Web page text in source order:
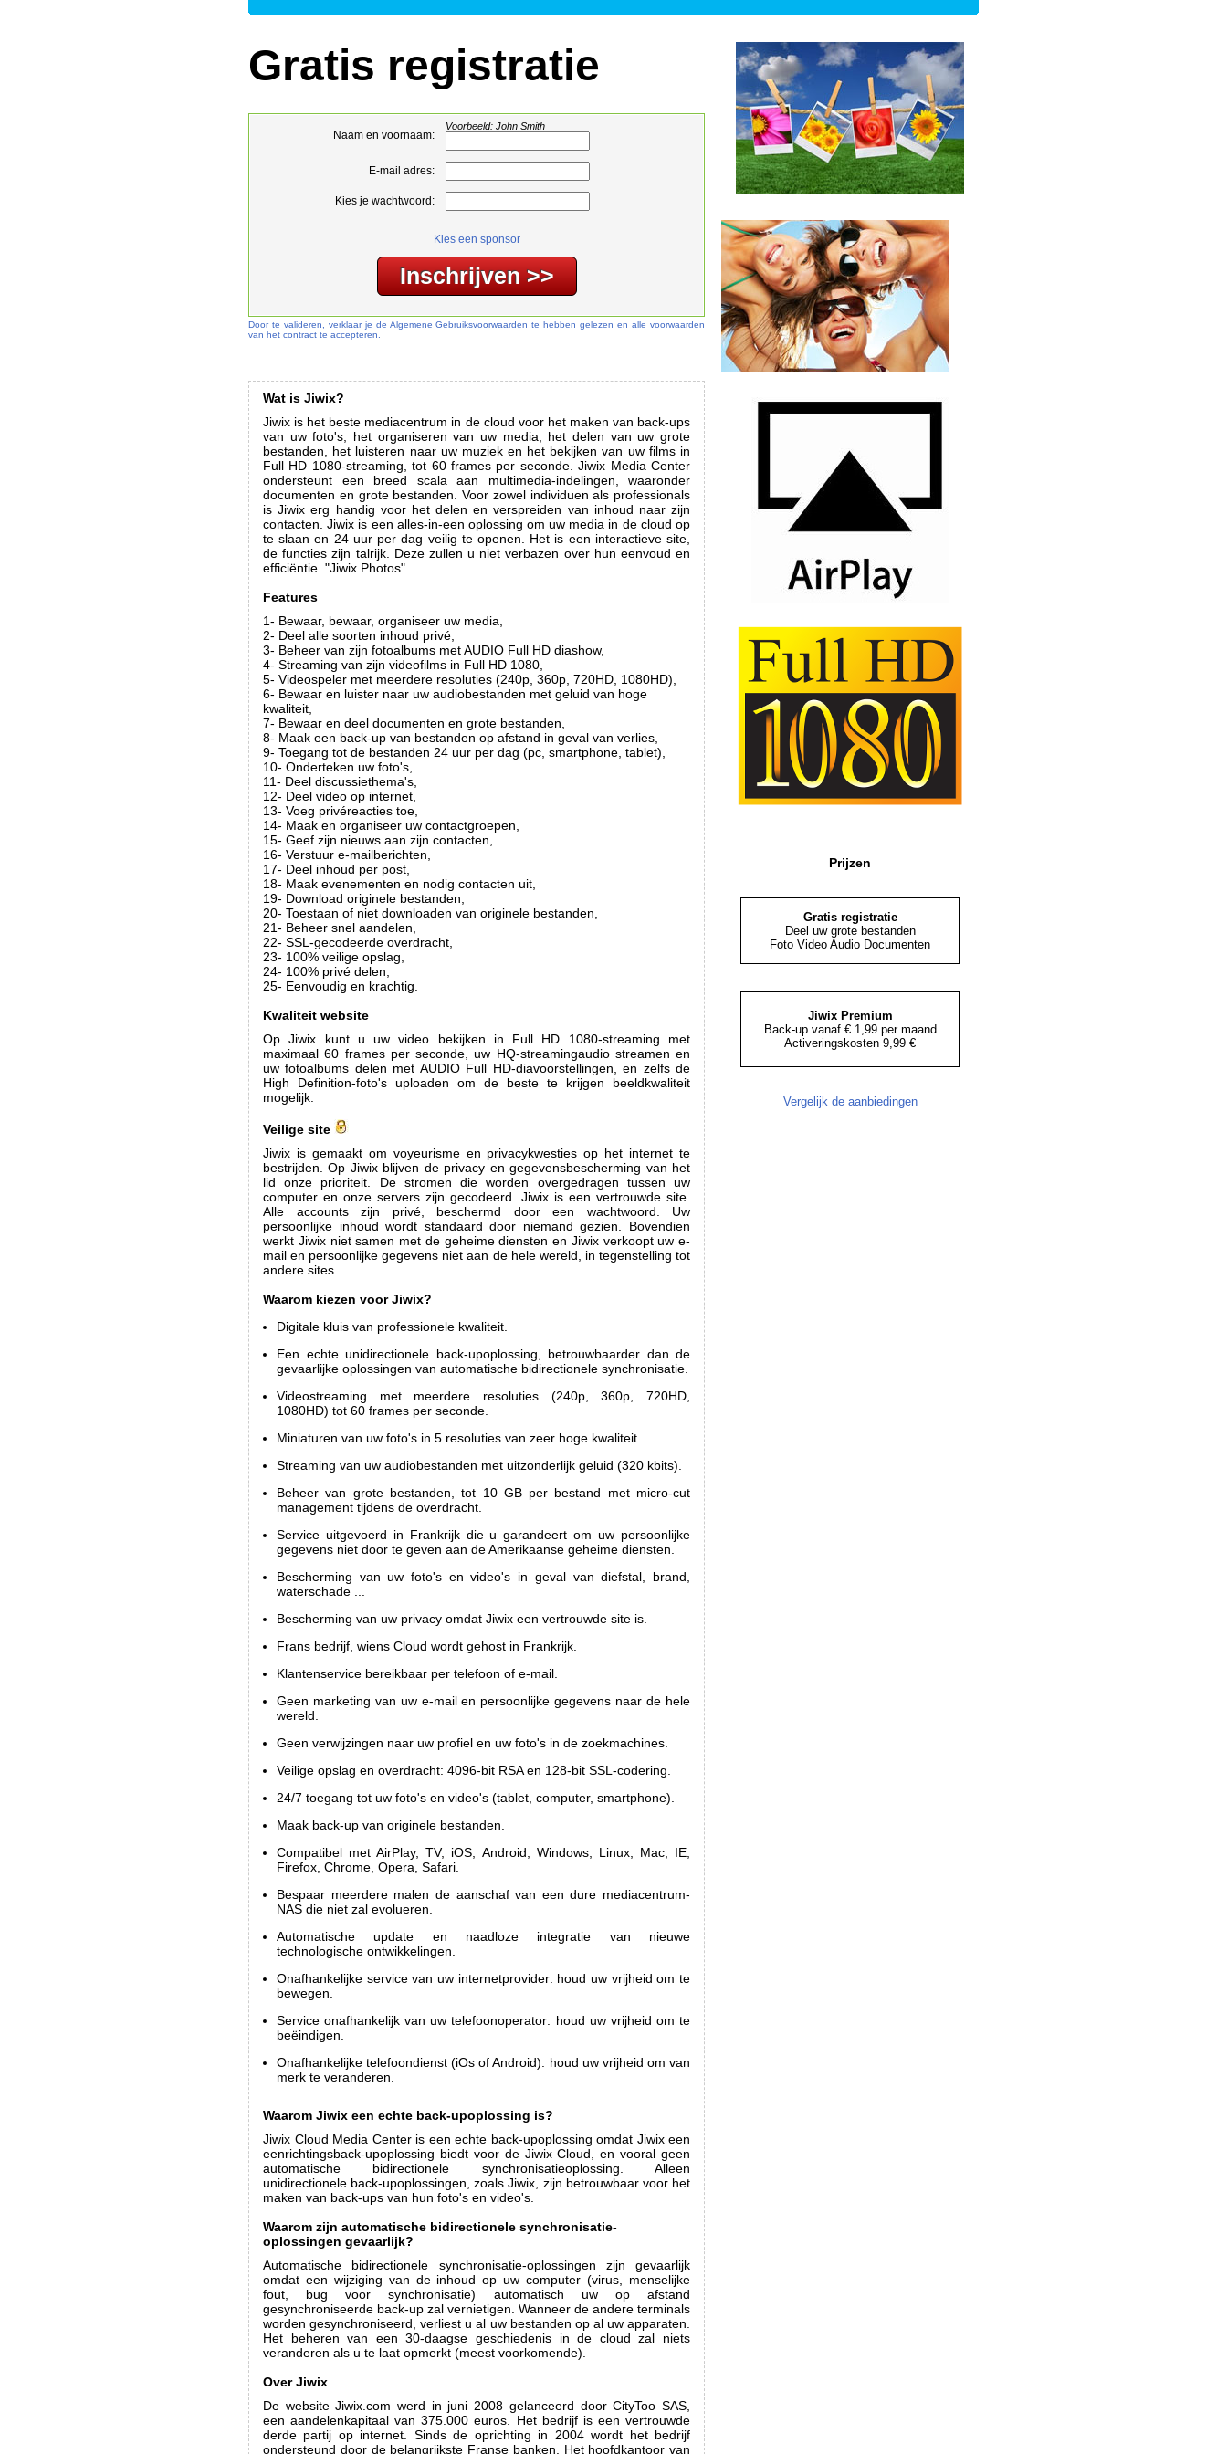
Gratis registratie
Naam en voornaam:
Voorbeeld: John Smith
E-mail adres:
Kies je wachtwoord:
Kies een sponsor
Door te valideren, verklaar je de Algemene Gebruiksvoorwaarden te hebben gelezen en alle voorwaarden
van het contract te accepteren.
Wat is Jiwix?
Jiwix is het beste mediacentrum in de cloud voor het maken van back-ups
van uw foto's, het organiseren van uw media, het delen van uw grote
bestanden, het luisteren naar uw muziek en het bekijken van uw films in
Full HD 1080-streaming, tot 60 frames per seconde. Jiwix Media Center
ondersteunt een breed scala aan multimedia-indelingen, waaronder
documenten en grote bestanden. Voor zowel individuen als professionals
is Jiwix erg handig voor het delen en verspreiden van inhoud naar zijn
contacten. Jiwix is een alles-in-een oplossing om uw media in de cloud op
te slaan en 24 uur per dag veilig te openen. Het is een interactieve site,
de functies zijn talrijk. Deze zullen u niet verbazen over hun eenvoud en
efficiëntie. "Jiwix Photos".
Features
1- Bewaar, bewaar, organiseer uw media,
2- Deel alle soorten inhoud privé,
3- Beheer van zijn fotoalbums met AUDIO Full HD diashow,
4- Streaming van zijn videofilms in Full HD 1080,
5- Videospeler met meerdere resoluties (240p, 360p, 720HD, 1080HD),
6- Bewaar en luister naar uw audiobestanden met geluid van hoge
kwaliteit,
7- Bewaar en deel documenten en grote bestanden,
8- Maak een back-up van bestanden op afstand in geval van verlies,
9- Toegang tot de bestanden 24 uur per dag (pc, smartphone, tablet),
10- Onderteken uw foto's,
11- Deel discussiethema's,
12- Deel video op internet,
13- Voeg privéreacties toe,
14- Maak en organiseer uw contactgroepen,
15- Geef zijn nieuws aan zijn contacten,
16- Verstuur e-mailberichten,
17- Deel inhoud per post,
18- Maak evenementen en nodig contacten uit,
19- Download originele bestanden,
20- Toestaan of niet downloaden van originele bestanden,
21- Beheer snel aandelen,
22- SSL-gecodeerde overdracht,
23- 100% veilige opslag,
24- 100% privé delen,
25- Eenvoudig en krachtig.
Kwaliteit website
Op Jiwix kunt u uw video bekijken in Full HD 1080-streaming met
maximaal 60 frames per seconde, uw HQ-streamingaudio streamen en
uw fotoalbums delen met AUDIO Full HD-diavoorstellingen, en zelfs de
High Definition-foto's uploaden om de beste te krijgen beeldkwaliteit
mogelijk.
Veilige site
Jiwix is gemaakt om voyeurisme en privacykwesties op het internet te
bestrijden. Op Jiwix blijven de privacy en gegevensbescherming van het
lid onze prioriteit. De stromen die worden overgedragen tussen uw
computer en onze servers zijn gecodeerd. Jiwix is een vertrouwde site.
Alle accounts zijn privé, beschermd door een wachtwoord. Uw
persoonlijke inhoud wordt standaard door niemand gezien. Bovendien
werkt Jiwix niet samen met de geheime diensten en Jiwix verkoopt uw e-
mail en persoonlijke gegevens niet aan de hele wereld, in tegenstelling tot
andere sites.
Waarom kiezen voor Jiwix?
Digitale kluis van professionele kwaliteit.
Een echte unidirectionele back-upoplossing, betrouwbaarder dan de
gevaarlijke oplossingen van automatische bidirectionele synchronisatie.
Videostreaming met meerdere resoluties (240p, 360p, 720HD,
1080HD) tot 60 frames per seconde.
Miniaturen van uw foto's in 5 resoluties van zeer hoge kwaliteit.
Streaming van uw audiobestanden met uitzonderlijk geluid (320 kbits).
Beheer van grote bestanden, tot 10 GB per bestand met micro-cut
management tijdens de overdracht.
Service uitgevoerd in Frankrijk die u garandeert om uw persoonlijke
gegevens niet door te geven aan de Amerikaanse geheime diensten.
Bescherming van uw foto's en video's in geval van diefstal, brand,
waterschade ...
Bescherming van uw privacy omdat Jiwix een vertrouwde site is.
Frans bedrijf, wiens Cloud wordt gehost in Frankrijk.
Klantenservice bereikbaar per telefoon of e-mail.
Geen marketing van uw e-mail en persoonlijke gegevens naar de hele
wereld.
Geen verwijzingen naar uw profiel en uw foto's in de zoekmachines.
Veilige opslag en overdracht: 4096-bit RSA en 128-bit SSL-codering.
24/7 toegang tot uw foto's en video's (tablet, computer, smartphone).
Maak back-up van originele bestanden.
Compatibel met AirPlay, TV, iOS, Android, Windows, Linux, Mac, IE,
Firefox, Chrome, Opera, Safari.
Bespaar meerdere malen de aanschaf van een dure mediacentrum-
NAS die niet zal evolueren.
Automatische update en naadloze integratie van nieuwe
technologische ontwikkelingen.
Onafhankelijke service van uw internetprovider: houd uw vrijheid om te
bewegen.
Service onafhankelijk van uw telefoonoperator: houd uw vrijheid om te
beëindigen.
Onafhankelijke telefoondienst (iOs of Android): houd uw vrijheid om van
merk te veranderen.
Waarom Jiwix een echte back-upoplossing is?
Jiwix Cloud Media Center is een echte back-upoplossing omdat Jiwix een
eenrichtingsback-upoplossing biedt voor de Jiwix Cloud, en vooral geen
automatische bidirectionele synchronisatieoplossing. Alleen
unidirectionele back-upoplossingen, zoals Jiwix, zijn betrouwbaar voor het
maken van back-ups van hun foto's en video's.
Waarom zijn automatische bidirectionele synchronisatie-
oplossingen gevaarlijk?
Automatische bidirectionele synchronisatie-oplossingen zijn gevaarlijk
omdat een wijziging van de inhoud op uw computer (virus, menselijke
fout, bug voor synchronisatie) automatisch uw op afstand
gesynchroniseerde back-up zal vernietigen. Wanneer de andere terminals
worden gesynchroniseerd, verliest u al uw bestanden op al uw apparaten.
Het beheren van een 30-daagse geschiedenis in de cloud zal niets
veranderen als u te laat opmerkt (meest voorkomende).
Over Jiwix
De website Jiwix.com werd in juni 2008 gelanceerd door CityToo SAS,
een aandelenkapitaal van 375.000 euros. Het bedrijf is een vertrouwde
derde partij op internet. Sinds de oprichting in 2004 wordt het bedrijf
ondersteund door de belangrijkste Franse banken. Het hoofdkantoor van
Prijzen
Gratis registratie
Deel uw grote bestanden
Foto Video Audio Documenten
Jiwix Premium
Back-up vanaf € 1,99 per maand
Activeringskosten 9,99 €
Vergelijk de aanbiedingen